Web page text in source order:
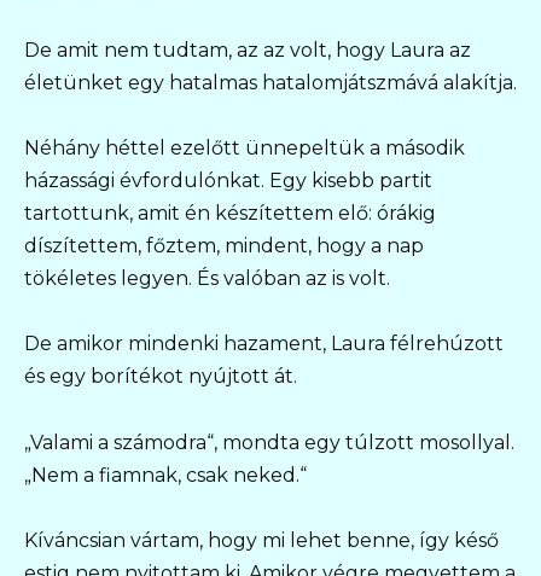
De amit nem tudtam, az az volt, hogy Laura az
életünket egy hatalmas hatalomjátszmává alakítja.
Néhány héttel ezelőtt ünnepeltük a második
házassági évfordulónkat. Egy kisebb partit
tartottunk, amit én készítettem elő: órákig
díszítettem, főztem, mindent, hogy a nap
tökéletes legyen. És valóban az is volt.
De amikor mindenki hazament, Laura félrehúzott
és egy borítékot nyújtott át.
„Valami a számodra“, mondta egy túlzott mosollyal.
„Nem a fiamnak, csak neked.“
Kíváncsian vártam, hogy mi lehet benne, így késő